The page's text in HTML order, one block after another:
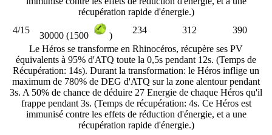
récupération rapide d'énergie.)
4/15
30000 (1500 )
234 312
390
Le Héros se transforme en Rhinocéros, récupère ses PV
équivalents à 95% d'ATQ toute la 0,5s pendant 12s. (Temps de
Récupération: 14s). Durant la transformation: le Héros inflige un
maximum de 780% de DEG d'ATQ sur la zone alentour pendant
3s. A 50% de chance de déduire 27 Energie de chaque Héros qu'il
frappe pendant 3s. (Temps de récupération: 4s. Ce Héros est
immunisé contre les effets de réduction d'énergie, et a une
récupération rapide d'énergie.)